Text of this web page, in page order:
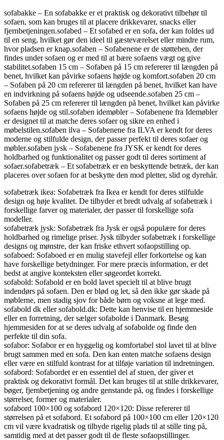
sofabakke – En sofabakke er et praktisk og dekorativt tilbehør til
sofaen, som kan bruges til at placere drikkevarer, snacks eller
fjernbetjeningen.sofabed – Et sofabed er en sofa, der kan foldes ud
til en seng, hvilket gør den ideel til gæsteværelset eller mindre rum,
hvor pladsen er knap.sofaben – Sofabenene er de støtteben, der
findes under sofaen og er med til at bære sofaens vægt og give
stabilitet.sofaben 15 cm – Sofaben på 15 cm refererer til længden på
benet, hvilket kan påvirke sofaens højde og komfort.sofaben 20 cm
– Sofaben på 20 cm refererer til længden på benet, hvilket kan have
en indvirkning på sofaens højde og udseende.sofaben 25 cm –
Sofaben på 25 cm refererer til længden på benet, hvilket kan påvirke
sofaens højde og stil.sofaben idemøbler – Sofabenene fra Idemøbler
er designet til at matche deres sofaer og sikre en enhed i
møbelstilen.sofaben ilva – Sofabenene fra ILVA er kendt for deres
moderne og stilfulde design, der passer perfekt til deres sofaer og
møbler.sofaben jysk – Sofabenene fra JYSK er kendt for deres
holdbarhed og funktionalitet og passer godt til deres sortiment af
sofaer.sofabetræk – Et sofabetræk er en beskyttende betræk, der kan
placeres over sofaen for at beskytte den mod pletter, slid og dyrehår.
sofabetræk ikea: Sofabetræk fra Ikea er kendt for deres stilfulde
design og høje kvalitet. De tilbyder et bredt udvalg af sofabetræk i
forskellige farver og materialer, der passer til forskellige sofa
modeller.
sofabetræk jysk: Sofabetræk fra Jysk er også populære for deres
holdbarhed og rimelige priser. Jysk tilbyder sofabetræk i forskellige
designs og mønstre, der kan friske ethvert sofaopstilling op.
sofaboed: Sofaboed er en mulig stavefejl eller forkortelse og kan
have forskellige betydninger. For mere præcis information, er det
bedst at angive konteksten eller søgeordet korrekt.
sofabold: Sofabold er en bold lavet specielt til at blive brugt
indendørs på sofaen. Den er blød og let, så den ikke gør skade på
møblerne, men stadig sjov for både børn og voksne at lege med.
sofabold dk eller sofabold.dk: Dette kan henvise til en hjemmeside
eller en forretning, der sælger sofabolde i Danmark. Besøg
hjemmesiden for at se deres udvalg af sofabolde og finde den
perfekte til din sofa.
sofabor: Sofabor er en hyggelig og komfortabel stol lavet til at blive
brugt sammen med en sofa. Den kan enten matche sofaens design
eller være en stilfuld kontrast for at tilføje variation til indretningen.
sofabord: Sofabordet er en essentiel del af stuen, der giver et
praktisk og dekorativt formål. Det kan bruges til at stille drikkevarer,
bøger, fjernbetjening og andre genstande på, og findes i forskellige
størrelser, former og materialer.
sofabord 100×100 og sofabord 120×120: Disse refererer til
størrelsen på et sofabord. Et sofabord på 100×100 cm eller 120×120
cm vil være kvadratisk og tilbyde rigelig plads til at stille ting på,
samtidig med at det passer godt til de fleste sofaopstillinger.